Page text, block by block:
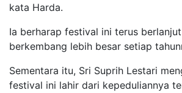
kata Harda.
Ia berharap festival ini terus
berkembang lebih besar setiap
Sementara itu, Sri Suprih Lestari
festival ini lahir dari kepeduliannya